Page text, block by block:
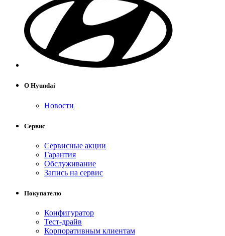
О Hyundai
Новости
Сервис
Сервисные акции
Гарантия
Обслуживание
Запись на сервис
Покупателю
Конфигуратор
Тест-драйв
Корпоративным клиентам